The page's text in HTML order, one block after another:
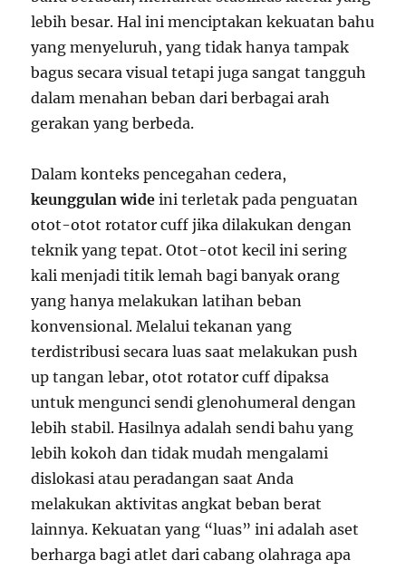
lebih besar. Hal ini menciptakan kekuatan bahu
yang menyeluruh, yang tidak hanya tampak
bagus secara visual tetapi juga sangat tangguh
dalam menahan beban dari berbagai arah
gerakan yang berbeda.
Dalam konteks pencegahan cedera,
keunggulan wide ini terletak pada penguatan
otot-otot rotator cuff jika dilakukan dengan
teknik yang tepat. Otot-otot kecil ini sering
kali menjadi titik lemah bagi banyak orang
yang hanya melakukan latihan beban
konvensional. Melalui tekanan yang
terdistribusi secara luas saat melakukan push
up tangan lebar, otot rotator cuff dipaksa
untuk mengunci sendi glenohumeral dengan
lebih stabil. Hasilnya adalah sendi bahu yang
lebih kokoh dan tidak mudah mengalami
dislokasi atau peradangan saat Anda
melakukan aktivitas angkat beban berat
lainnya. Kekuatan yang “luas” ini adalah aset
berharga bagi atlet dari cabang olahraga apa